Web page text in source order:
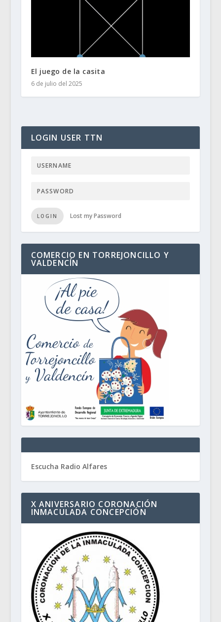
El juego de la casita
6 de julio del 2025
LOGIN USER TTN
LOGIN Lost my Password
COMERCIO EN TORREJONCILLO Y
VALDENCÍN
Escucha Radio Alfares
X ANIVERSARIO CORONACIÓN
INMACULADA CONCEPCIÓN